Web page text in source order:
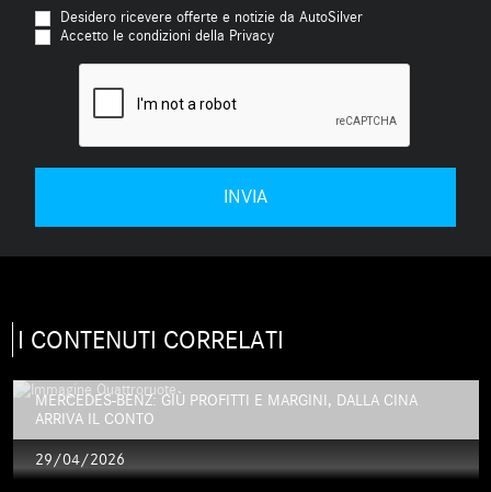
Desidero ricevere offerte e notizie da AutoSilver
Accetto le condizioni della Privacy
I CONTENUTI CORRELATI
MERCEDES-BENZ: GIÙ PROFITTI E MARGINI, DALLA CINA
ARRIVA IL CONTO
29/04/2026